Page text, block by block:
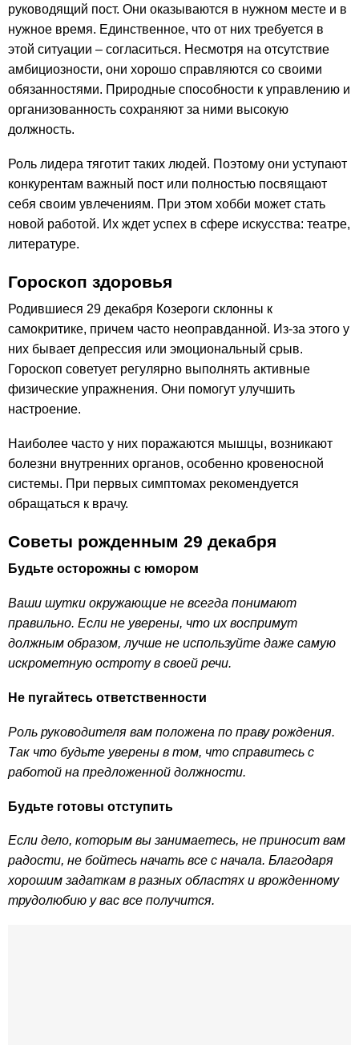
руководящий пост. Они оказываются в нужном месте и в
нужное время. Единственное, что от них требуется в
этой ситуации – согласиться. Несмотря на отсутствие
амбициозности, они хорошо справляются со своими
обязанностями. Природные способности к управлению и
организованность сохраняют за ними высокую
должность.
Роль лидера тяготит таких людей. Поэтому они уступают
конкурентам важный пост или полностью посвящают
себя своим увлечениям. При этом хобби может стать
новой работой. Их ждет успех в сфере искусства: театре,
литературе.
Гороскоп здоровья
Родившиеся 29 декабря Козероги склонны к
самокритике, причем часто неоправданной. Из-за этого у
них бывает депрессия или эмоциональный срыв.
Гороскоп советует регулярно выполнять активные
физические упражнения. Они помогут улучшить
настроение.
Наиболее часто у них поражаются мышцы, возникают
болезни внутренних органов, особенно кровеносной
системы. При первых симптомах рекомендуется
обращаться к врачу.
Советы рожденным 29 декабря
Будьте осторожны с юмором
Ваши шутки окружающие не всегда понимают
правильно. Если не уверены, что их воспримут
должным образом, лучше не используйте даже самую
искрометную остроту в своей речи.
Не пугайтесь ответственности
Роль руководителя вам положена по праву рождения.
Так что будьте уверены в том, что справитесь с
работой на предложенной должности.
Будьте готовы отступить
Если дело, которым вы занимаетесь, не приносит вам
радости, не бойтесь начать все с начала. Благодаря
хорошим задаткам в разных областях и врожденному
трудолюбию у вас все получится.